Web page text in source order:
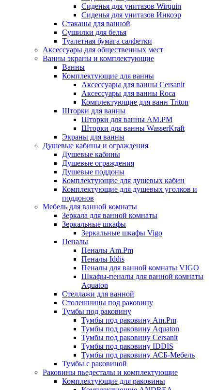
Сиденья для унитазов Wirquin
Сиденья для унитазов Инкоэр
Стаканы для ванной
Сушилки для белья
Туалетная бумага салфетки
Аксессуары для общественных мест
Ванны экраны и комплектующие
Ванны
Комплектующие для ванны
Аксессуары для ванны Cersanit
Аксессуары для ванны Roca
Комплектующие для ванн Triton
Шторки для ванны
Шторки для ванны AM.PM
Шторки для ванны WasserKraft
Экраны для ванны
Душевые кабины и ограждения
Душевые кабины
Душевые ограждения
Душевые поддоны
Комплектующие для душевых кабин
Комплектующие для душевых уголков и
поддонов
Мебель для ванной комнаты
Зеркала для ванной комнаты
Зеркальные шкафы
Зеркальные шкафы Vigo
Пеналы
Пеналы Am.Pm
Пеналы Iddis
Пеналы для ванной комнаты VIGO
Шкафы-пеналы для ванной комнаты
Aquaton
Стеллажи для ванной
Столешницы под раковину
Тумбы под раковину
Тумбы под раковину Am.Pm
Тумбы под раковину Aquaton
Тумбы под раковину Cersanit
Тумбы под раковину IDDIS
Тумбы под раковину АСБ-Мебель
Тумбы с раковиной
Раковины пьедесталы и комплектующие
Комплектующие для раковины